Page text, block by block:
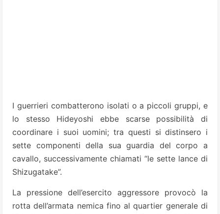
I guerrieri combatterono isolati o a piccoli gruppi, e
lo stesso Hideyoshi ebbe scarse possibilità di
coordinare i suoi uomini; tra questi si distinsero i
sette componenti della sua guardia del corpo a
cavallo, successivamente chiamati “le sette lance di
Shizugatake”.
La pressione dell’esercito aggressore provocò la
rotta dell’armata nemica fino al quartier generale di